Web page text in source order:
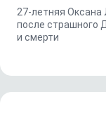
27-летняя Оксана
после страшного
и смерти